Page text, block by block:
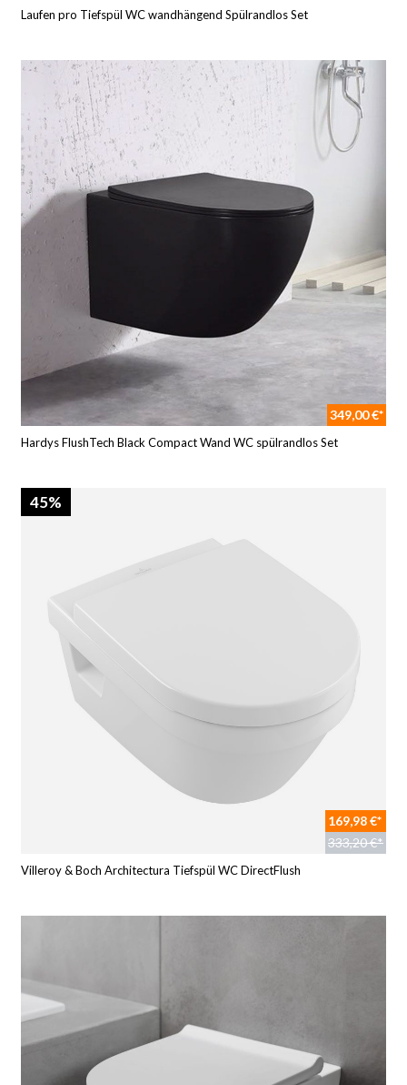
Laufen pro Tiefspül WC wandhängend Spülrandlos Set
349,00 €*
Hardys FlushTech Black Compact Wand WC spülrandlos Set
45%
169,98 €*
333,20 €*
Villeroy & Boch Architectura Tiefspül WC DirectFlush